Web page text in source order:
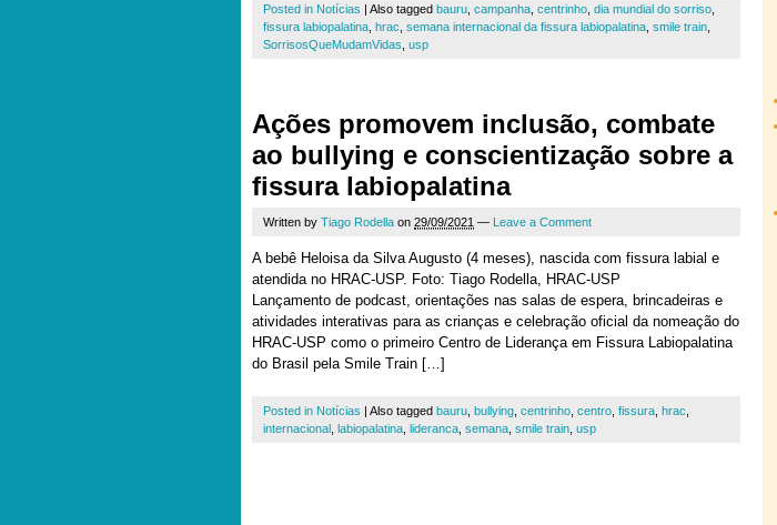
Posted in Notícias | Also tagged bauru campanha centrinho dia mundial do sorriso
fissura labiopalatina hrac semana internacional da fissura labiopalatina smile train
SorrisosQueMudamVidas usp
Ações promovem inclusão, combate
ao bullying e conscientização sobre a
fissura labiopalatina
Written by Tiago Rodella on 29/09/2021 — Leave a Comment
A bebê Heloisa da Silva Augusto (4 meses), nascida com fissura labial e
atendida no HRAC-USP. Foto: Tiago Rodella, HRAC-USP
Lançamento de podcast, orientações nas salas de espera, brincadeiras e
atividades interativas para as crianças e celebração oficial da nomeação do
HRAC-USP como o primeiro Centro de Liderança em Fissura Labiopalatina
do Brasil pela Smile Train […]
Posted in Notícias | Also tagged bauru bullying centrinho centro fissura hrac
internacional labiopalatina lideranca semana smile train usp